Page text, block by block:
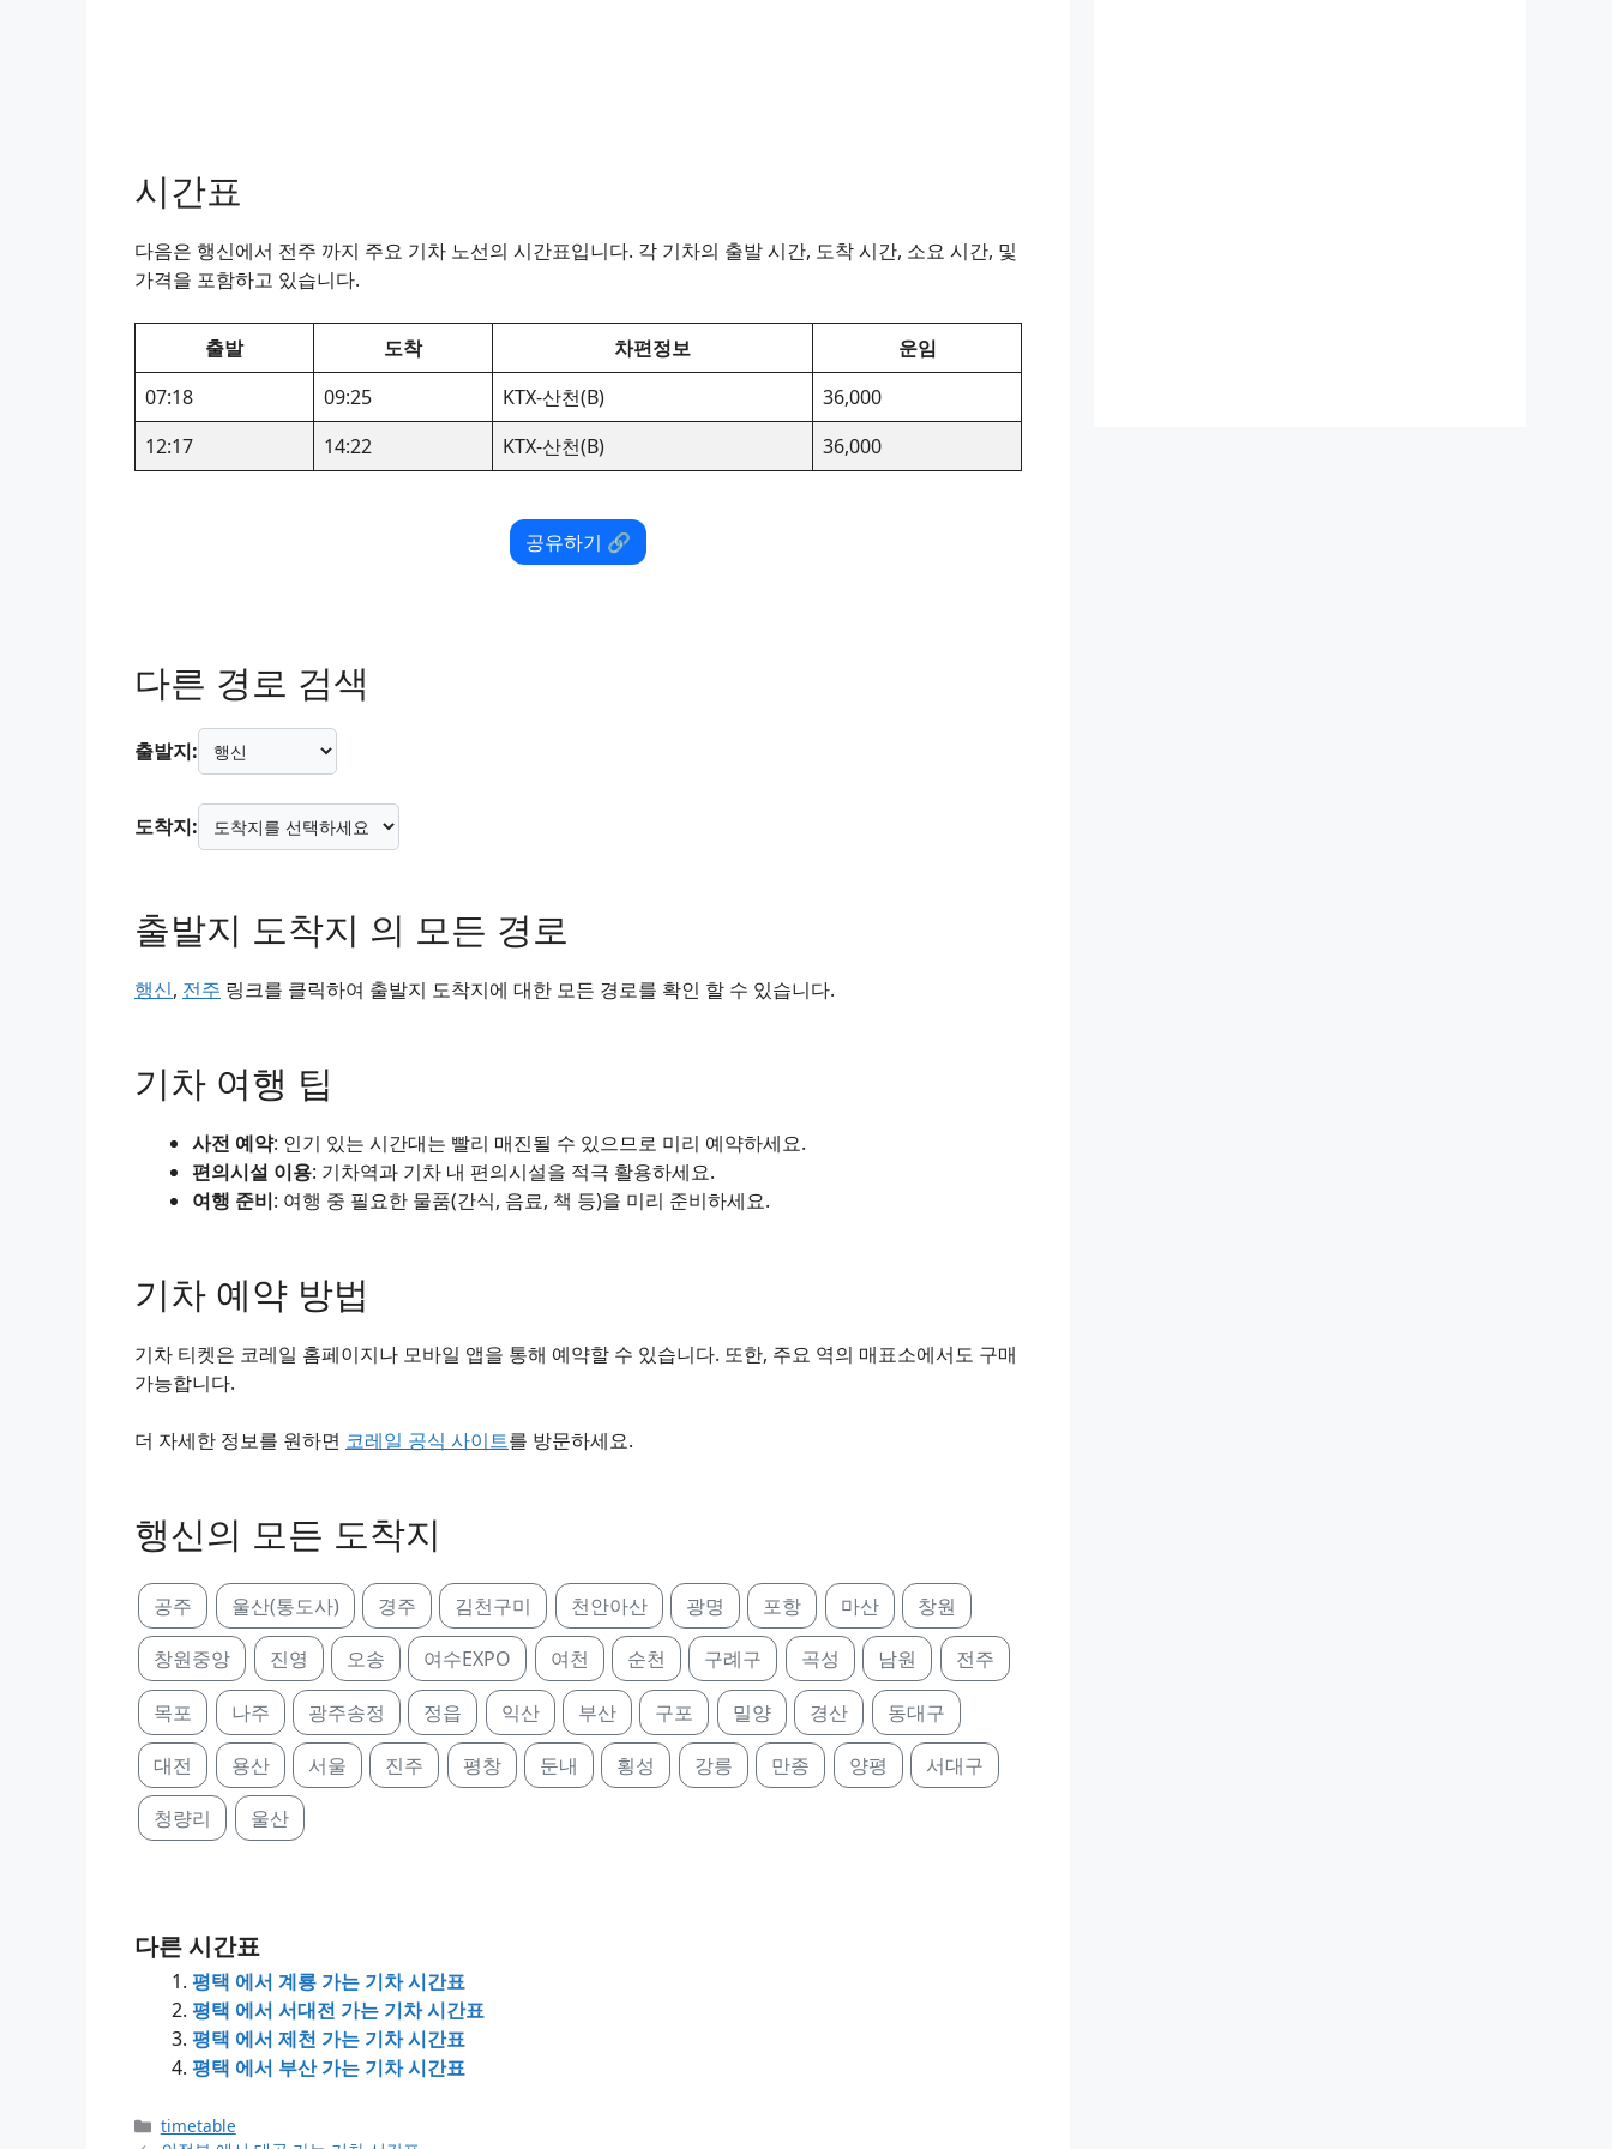
시간표
다음은 행신에서 전주 까지 주요 기차 노선의 시간표입니다. 각 기차의 출발 시간, 도착 시간, 소요 시간, 및
가격을 포함하고 있습니다.
출발 도착 차편정보
운임
07:18
09:25 KTX-산천(B)
36,000
12:17
14:22 KTX-산천(B) 36,000
공유하기 🔗
다른 경로 검색
출발지:
도착지:
출발지 도착지 의 모든 경로
행신, 전주 링크를 클릭하여 출발지 도착지에 대한 모든 경로를 확인 할 수 있습니다.
기차 여행 팁
사전 예약: 인기 있는 시간대는 빨리 매진될 수 있으므로 미리 예약하세요.
편의시설 이용: 기차역과 기차 내 편의시설을 적극 활용하세요.
여행 준비: 여행 중 필요한 물품(간식, 음료, 책 등)을 미리 준비하세요.
기차 예약 방법
기차 티켓은 코레일 홈페이지나 모바일 앱을 통해 예약할 수 있습니다. 또한, 주요 역의 매표소에서도 구매
가능합니다.
더 자세한 정보를 원하면 코레일 공식 사이트를 방문하세요.
행신의 모든 도착지
공주 울산(통도사) 경주 김천구미 천안아산 광명 포항 마산 창원
창원중앙 진영 오송 여수EXPO 여천 순천 구례구 곡성 남원 전주
목포 나주 광주송정 정읍 익산 부산 구포 밀양 경산 동대구
대전 용산 서울 진주 평창 둔내 횡성 강릉 만종 양평 서대구
청량리 울산
다른 시간표
평택 에서 계룡 가는 기차 시간표
평택 에서 서대전 가는 기차 시간표
평택 에서 제천 가는 기차 시간표
평택 에서 부산 가는 기차 시간표
Categories
timetable